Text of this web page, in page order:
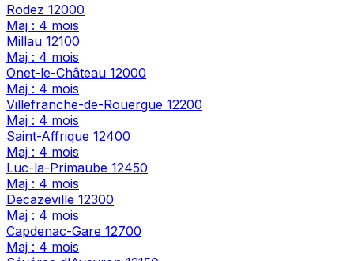
Rodez 12000
Maj : 4 mois
Millau 12100
Maj : 4 mois
Onet-le-Château 12000
Maj : 4 mois
Villefranche-de-Rouergue 12200
Maj : 4 mois
Saint-Affrique 12400
Maj : 4 mois
Luc-la-Primaube 12450
Maj : 4 mois
Decazeville 12300
Maj : 4 mois
Capdenac-Gare 12700
Maj : 4 mois